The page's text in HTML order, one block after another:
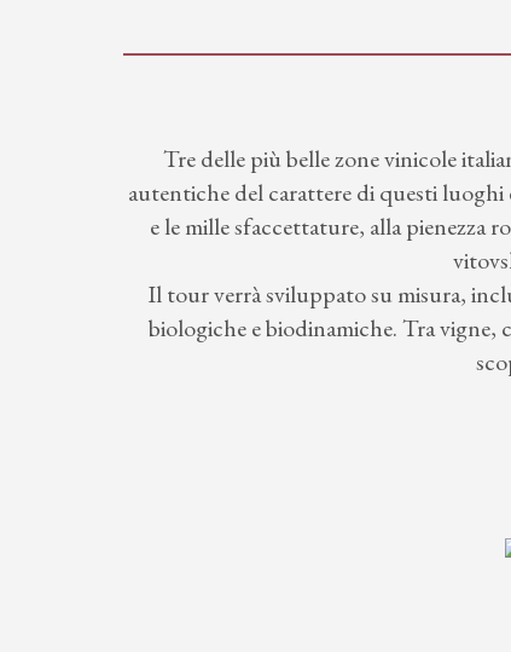
Tre delle più belle zone vinicole
autentiche del carattere di questi
e le mille sfaccettature, alla pienezza
Il tour verrà sviluppato su misura,
biologiche e biodinamiche. Tra vigne,